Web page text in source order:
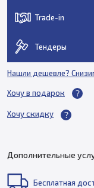
Trade-in
Тендеры
Нашли дешевле?
Хочу в подарок
Хочу скидку
Дополнительные
Бесплатная